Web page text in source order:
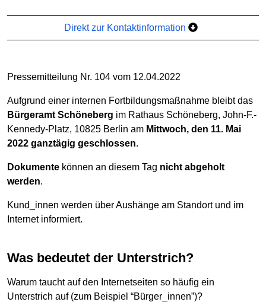
Direkt zur Kontaktinformation
Pressemitteilung Nr. 104 vom 12.04.2022
Aufgrund einer internen Fortbildungsmaßnahme bleibt das
Bürgeramt Schöneberg im Rathaus Schöneberg, John-F.-
Kennedy-Platz, 10825 Berlin am Mittwoch, den 11. Mai
2022 ganztägig geschlossen.
Dokumente können an diesem Tag nicht abgeholt
werden.
Kund_innen werden über Aushänge am Standort und im
Internet informiert.
Was bedeutet der Unterstrich?
Warum taucht auf den Internetseiten so häufig ein
Unterstrich auf (zum Beispiel “Bürger_innen”)?